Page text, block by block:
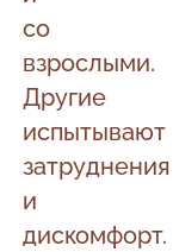
со
взрослыми.
Другие
испытывают
затруднения
и
дискомфорт.